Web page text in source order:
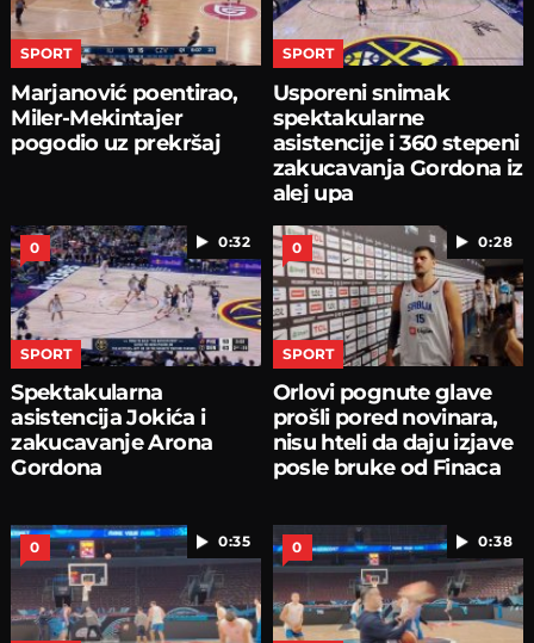
SPORT
Marjanović poentirao,
Miler-Mekintajer
pogodio uz prekršaj
SPORT
Usporeni snimak
spektakularne
asistencije i 360 stepeni
zakucavanja Gordona iz
alej upa
0:32
0
SPORT
Spektakularna
asistencija Jokića i
zakucavanje Arona
Gordona
0:28
0
SPORT
Orlovi pognute glave
prošli pored novinara,
nisu hteli da daju izjave
posle bruke od Finaca
0:35
0 0:38
0